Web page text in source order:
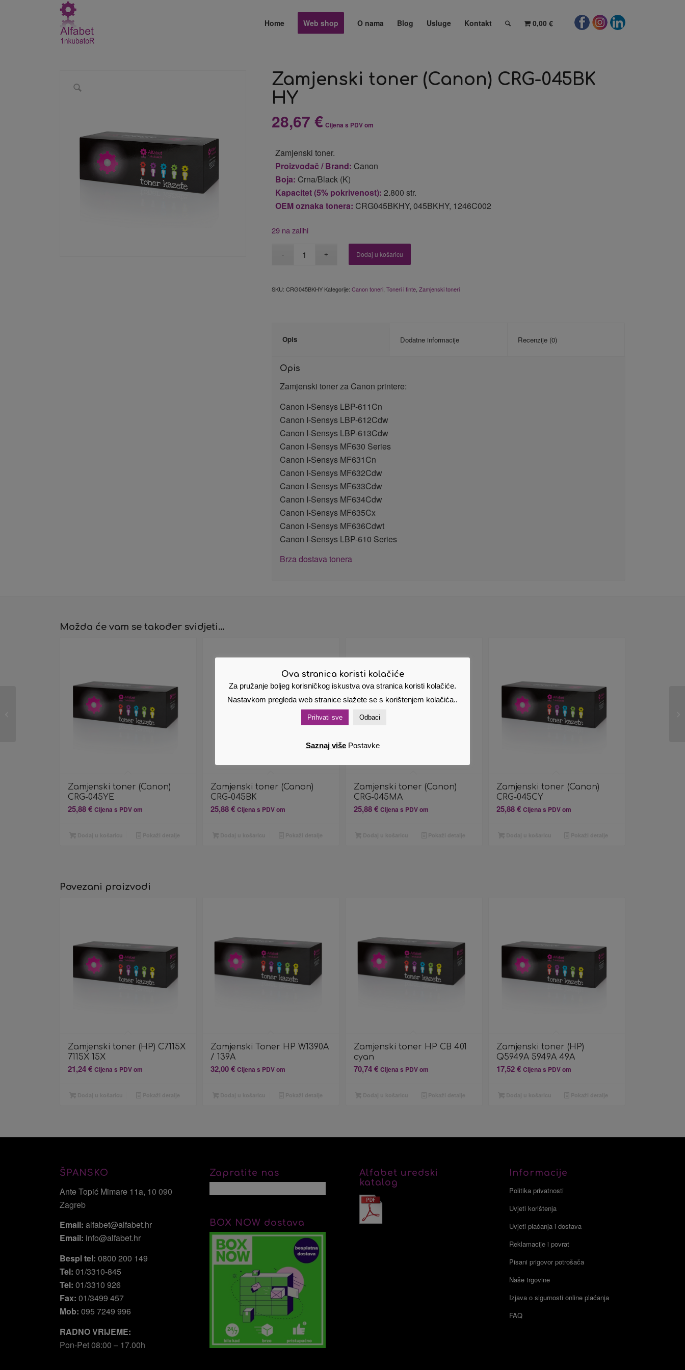
Home Web shop O nama Blog Usluge Kontakt 0,00 €
Zamjenski toner (Canon) CRG-045BK
HY
28,67€ Cijena s PDV om
Zamjenski toner.
Proizvođač / Brand: Canon
Boja: Crna/Black (K)
Kapacitet (5% pokrivenost): 2.800 str.
OEM oznakatonera: CRG045BKHY, 045BKHY, 1246C002
29 na zalihi
Dodaj u košaricu
SKU:CRG045BKHY Kategorije:Canon toneri ,Toneri i tinte ,Zamjenski toneri
Opis Dodatne informacije Recenzije (0)
Opis
Zamjenski toner za Canon printere:
Canon I-Sensys LBP-611Cn
Canon I-Sensys LBP-612Cdw
Canon I-Sensys LBP-613Cdw
Canon I-Sensys MF630 Series
Canon I-Sensys MF631Cn
Canon I-Sensys MF632Cdw
Canon I-Sensys MF633Cdw
Canon I-Sensys MF634Cdw
Canon I-Sensys MF635Cx
Canon I-Sensys MF636Cdwt
Canon I-Sensys LBP-610 Series
Brza dostava tonera
Možda će vam se također svidjeti…
Zamjenski toner (Canon)
CRG-045YE
25,88€ Cijena s PDV om
Zamjenski toner (Canon)
CRG-045BK
25,88€ Cijena s PDV om
Zamjenski toner (Canon)
CRG-045MA
25,88€ Cijena s PDV om
Zamjenski toner (Canon)
CRG-045CY
25,88€ Cijena s PDV om
Povezani proizvodi
Zamjenski toner (HP) C7115X
7115X 15X
21,24€ Cijena s PDV om
Zamjenski Toner HP W1390A
/ 139A
32,00€ Cijena s PDV om
Zamjenski toner HP CB 401
cyan
70,74€ Cijena s PDV om
Zamjenski toner (HP)
Q5949A 5949A 49A
17,52€ Cijena s PDV om
ŠPANSKO
Ante Topić Mimare 11a, 10 090
Zagreb
Email: alfabet@alfabet.hr
Email: info@alfabet.hr
Bespl tel: 0800 200 149
Tel: 01/3310-845
Tel: 01/3310 926
Fax: 01/3499 457
Mob: 095 7249 996
RADNO VRIJEME:
Pon-Pet 08:00 – 17.00h
Zapratite nas
BOX NOW dostava
Alfabet uredski
katalog
Informacije
Politika privatnosti
Uvjeti korištenja
Uvjeti plaćanja i dostava
Reklamacije i povrat
Pisani prigovor potrošača
Naše trgovine
Izjava o sigurnosti online plaćanja
FAQ
(Canon) CRG-052H
Ova stranica koristi kolačiće
Za pružanje boljeg korisničkog iskustva ova stranica koristi kolačiće.
Nastavkom pregleda web stranice slažete se s korištenjem kolačića..
Prihvati sve Odbaci
Saznaj više Postavke